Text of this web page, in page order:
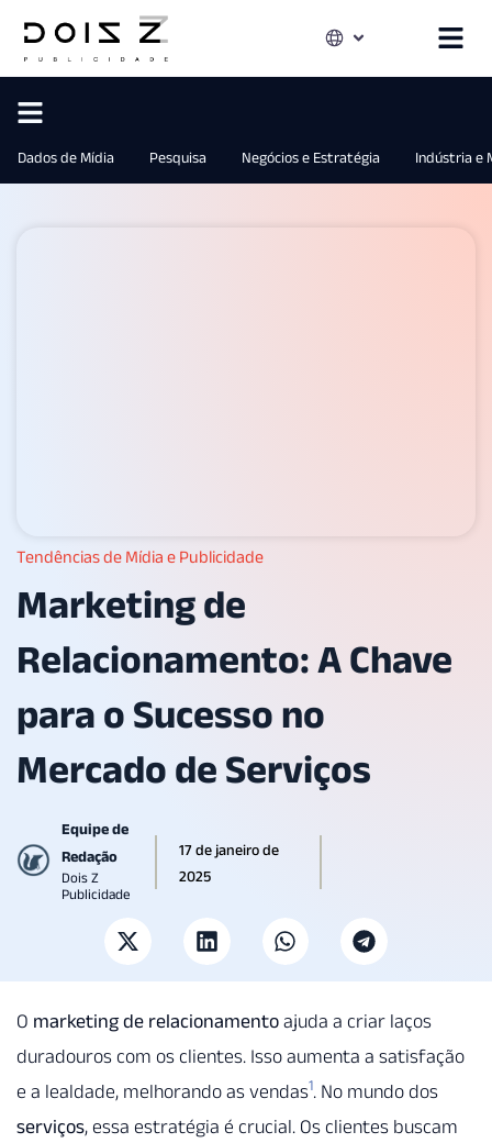
Dados de Mídia Pesquisa Negócios e Estratégia Indústria e
Tendências de Mídia e Publicidade
Marketing de
Relacionamento: A Chave
para o Sucesso no
Mercado de Serviços
Equipe de
Redação
Dois Z
Publicidade
17 de janeiro de
2025
O marketing de relacionamento ajuda a criar laços
duradouros com os clientes. Isso aumenta a satisfação
e a lealdade, melhorando as vendas1. No mundo dos
serviços, essa estratégia é crucial. Os clientes buscam